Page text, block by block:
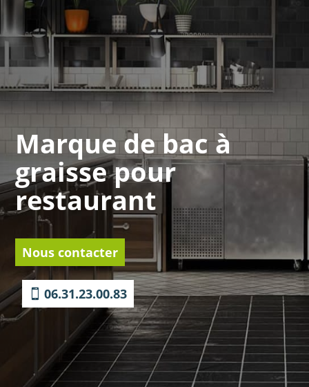
Marque de bac à
graisse pour
restaurant
Nous contacter
06.31.23.00.83